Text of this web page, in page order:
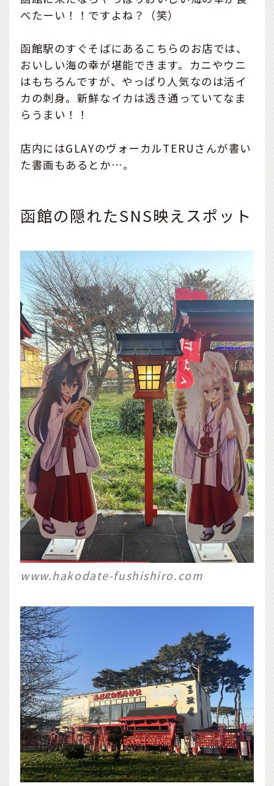
べたーい！！ですよね？（笑）
函館駅のすぐそばにあるこちらのお店では、
おいしい海の幸が堪能できます。カニやウニ
はもちろんですが、やっぱり人気なのは活イ
カの刺身。新鮮なイカは透き通っていてなま
らうまい！！
店内にはGLAYのヴォーカルTERUさんが書い
た書画もあるとか…。
函館の隠れたSNS映えスポット
www.hakodate-fushishiro.com